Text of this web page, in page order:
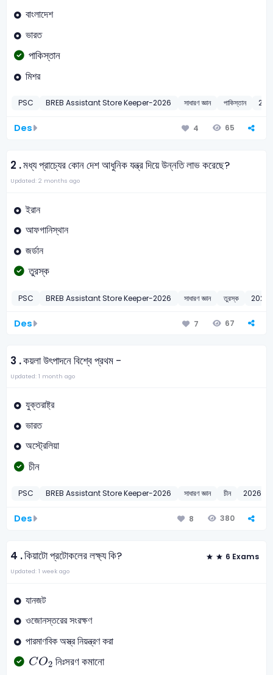
বাংলাদেশ
ভারত
পাকিস্তান
মিশর
PSC BREB Assistant Store Keeper-2026 সাধারণ জ্ঞান পাকিস্তান
Des 4 65
2 .মধ্য প্রাচ্যের কোন দেশ আধুনিক যন্ত্র দিয়ে উন্নতি লাভ করেছে?
Updated: 2 months ago
ইরান
আফগানিস্থান
জর্ডান
তুরস্ক
PSC BREB Assistant Store Keeper-2026 সাধারণ জ্ঞান তুরস্ক 2026
Des 7 67
3 .কয়লা উৎপাদনে বিশ্বে প্রথম -
Updated: 1 month ago
যুক্তরাষ্ট্র
ভারত
অস্ট্রেলিয়া
চীন
PSC BREB Assistant Store Keeper-2026 সাধারণ জ্ঞান চীন 2026
Des 8 380
4 .কিয়াটো প্রটোকলের লক্ষ্য কি? 6 Exams
Updated: 1 week ago
যানজট
ওজোনস্তরের সংরক্ষণ
পারমাণবিক অস্ত্র নিয়ন্ত্রণ করা
CO2
CO নিঃসরণ কমানো